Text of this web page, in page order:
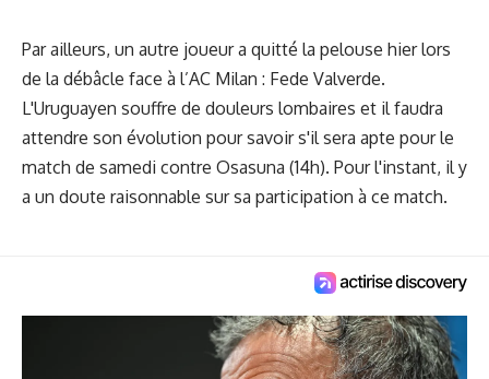
Par ailleurs, un autre joueur a quitté la pelouse hier lors
de la débâcle face à l’AC Milan : Fede Valverde.
L'Uruguayen souffre de douleurs lombaires et il faudra
attendre son évolution pour savoir s'il sera apte pour le
match de samedi contre Osasuna (14h). Pour l'instant, il y
a un doute raisonnable sur sa participation à ce match.